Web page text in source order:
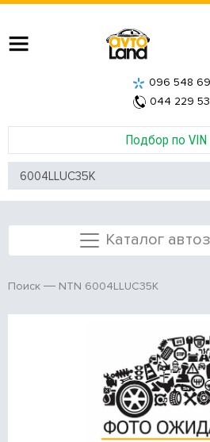
Подбор по VIN
096 548
044 229
Каталог
Поиск NTN 6004LLUC35K